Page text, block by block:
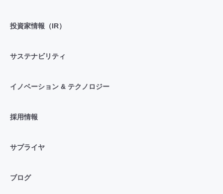
投資家情報（IR）
サステナビリティ
イノベーション & テクノロジー
採用情報
サプライヤ
ブログ